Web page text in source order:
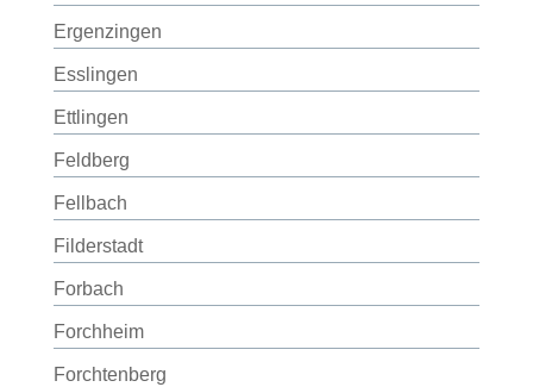
Ergenzingen
Esslingen
Ettlingen
Feldberg
Fellbach
Filderstadt
Forbach
Forchheim
Forchtenberg